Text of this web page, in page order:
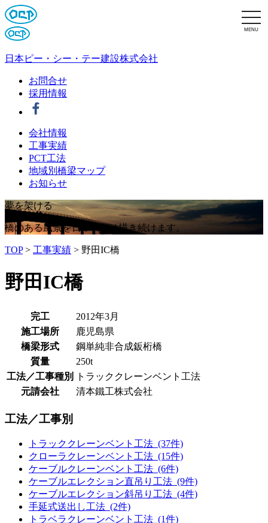
日本ピー・シー・テー建設株式会社
お問合せ
採用情報
会社情報
工事実績
PCT工法
地域別橋梁マップ
お知らせ
MENU
夢を架ける
橋のある風景を日本PCTは描き続けます。
TOP> 工事実績 > 野田IC橋
野田IC橋
完工
2012年3月
施工場所
鹿児島県
橋梁形式
鋼単純非合成鈑桁橋
質量
250t
工法／工事種別
トラッククレーンベント工法
元請会社
清本鐵工株式会社
工法／工事別
トラッククレーンベント工法 (37件)
クローラクレーンベント工法 (15件)
ケーブルクレーンベント工法 (6件)
ケーブルエレクション直吊り工法 (9件)
ケーブルエレクション斜吊り工法 (4件)
手延式送出し工法 (2件)
トラベラクレーンベント工法 (1件)